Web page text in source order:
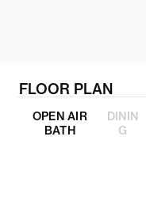
FLOOR PLAN
OPEN AIR
BATH
DININ
G